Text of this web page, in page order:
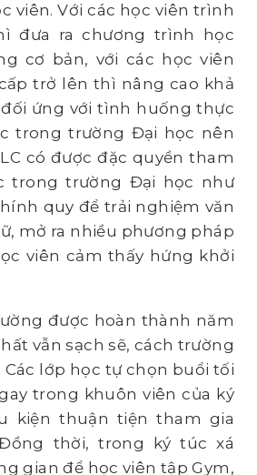
viên. Với các học viên trình
đưa ra chương trình học
cơ bản, với các học viên
trở lên thì nâng cao khả
ứng với tình huống thực
trong trường Đại học nên
có được đặc quyền tham
trong trường Đại học như
quy để trải nghiệm văn
mở ra nhiều phương pháp
viên cảm thấy hứng khởi
được hoàn thành năm
vẫn sạch sẽ, cách trường
Các lớp học tự chọn buổi tối
trong khuôn viên của ký
kiện thuận tiện tham gia
thời, trong ký túc xá
gian để học viên tập Gym,